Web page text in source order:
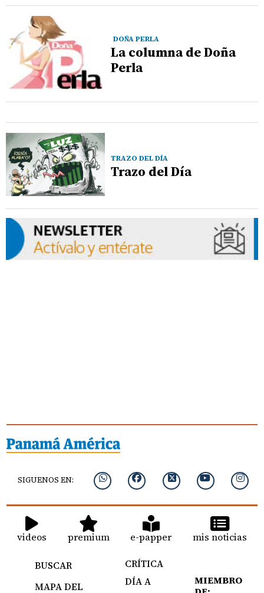
DOÑA PERLA
La columna de Doña
Perla
TRAZO DEL DÍA
Trazo del Día
SIGUENOS EN:
videos premium e-papper mis noticias
BUSCAR
MAPA DEL
CRÍTICA
DÍA A
MIEMBRO